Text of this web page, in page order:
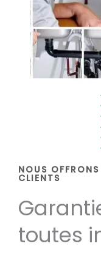
NOUS
CLIENTS
toutes